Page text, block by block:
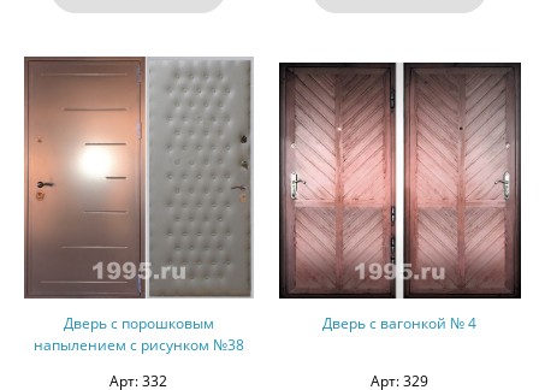
Дверь с порошковым
напылением с рисунком №38
Арт: 332
Дверь с вагонкой № 4
Арт: 329